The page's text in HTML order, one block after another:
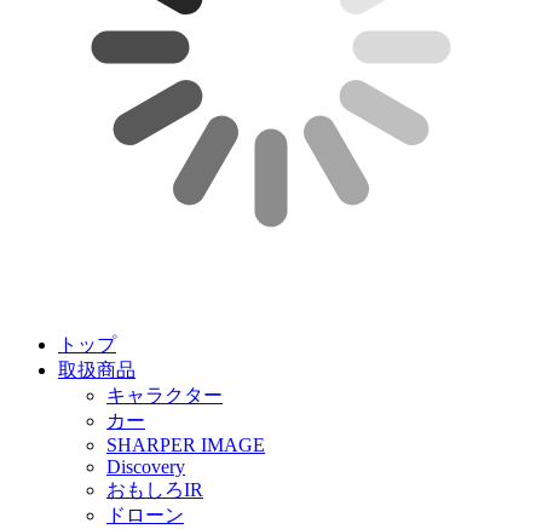
トップ
取扱商品
キャラクター
カー
SHARPER IMAGE
Discovery
おもしろIR
ドローン